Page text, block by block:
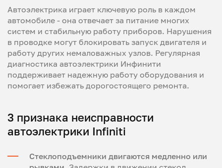
Автоэлектрика играет ключевую роль в каждом
автомобиле - она отвечает за питание многих
систем и стабильную работу приборов. Нарушения
в проводке могут блокировать запуск двигателя и
работу других немаловажных узлов. Регулярная
диагностика автоэлектрики Инфинити
поддерживает надежную работу оборудования и
помогает избежать дорогостоящего ремонта.
3 признака неисправности
автоэлектрики Infiniti
Стеклоподъемники двигаются медленно или